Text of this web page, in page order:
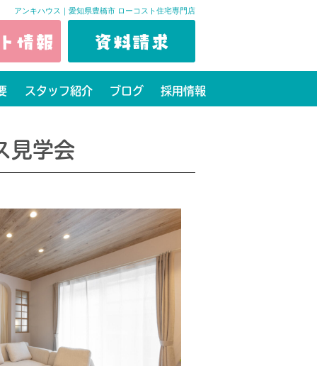
アンキハウス｜愛知県豊橋市 ローコスト住宅専門店
スタッフ紹介 ブログ 採用情報
見学会